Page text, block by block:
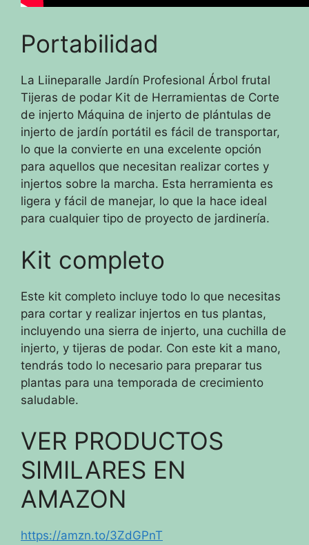
Portabilidad
La Liineparalle Jardín Profesional Árbol frutal
Tijeras de podar Kit de Herramientas de Corte
de injerto Máquina de injerto de plántulas de
injerto de jardín portátil es fácil de transportar,
lo que la convierte en una excelente opción
para aquellos que necesitan realizar cortes y
injertos sobre la marcha. Esta herramienta es
ligera y fácil de manejar, lo que la hace ideal
para cualquier tipo de proyecto de jardinería.
Kit completo
Este kit completo incluye todo lo que necesitas
para cortar y realizar injertos en tus plantas,
incluyendo una sierra de injerto, una cuchilla de
injerto, y tijeras de podar. Con este kit a mano,
tendrás todo lo necesario para preparar tus
plantas para una temporada de crecimiento
saludable.
VER PRODUCTOS
SIMILARES EN
AMAZON
https://amzn.to/3ZdGPnT